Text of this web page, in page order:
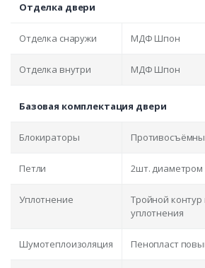
Отделка двери
Отделка снаружи МДФ Шпон
Отделка внутри МДФ Шпон
Базовая комплектация двери
Блокираторы
Петли 2шт. диаметром
Уплотнение
Тройной контур
уплотнения
Шумотеплоизоляция Пенопласт